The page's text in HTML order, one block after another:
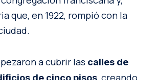
que, en 1922, rompió con la
a cubrir las calles de
de cinco pisos, creando